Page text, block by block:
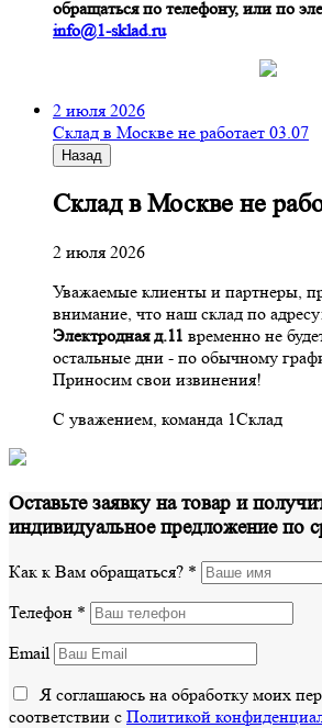
обращаться по телефону, или по
info@1-sklad.ru
2 июля 2026
Склад в Москве не работает 03.07
Назад
Склад в Москве не
2 июля 2026
Уважаемые клиенты и партнеры,
внимание, что наш склад по адресу:
Электродная д.11 временно не
остальные дни - по обычному
Приносим свои извинения!
С уважением, команда 1Склад
Оставьте заявку на товар и
индивидуальное предложение по
Как к Вам обращаться? *
Телефон *
Email
Я соглашаюсь на обработку моих
соответствии с Политикой